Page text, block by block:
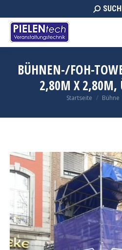
Search:
BÜHNEN-/FOH-
2,80M X 2,80M,
Sie befinden
Startseite Bühne